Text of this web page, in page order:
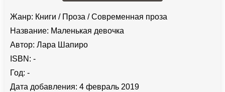
Жанр: Книги / Проза /Современная проза
Название: Маленькая девочка
Автор: Лара Шапиро
ISBN: -
Год: -
Дата добавления: 4 февраль 2019